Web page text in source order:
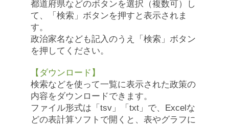
都道府県などのボタンを選択（複数可）し
て、「検索」ボタンを押すと表示されま
す。
政治家名なども記入のうえ「検索」ボタン
を押してください。
【ダウンロード】
検索などを使って一覧に表示された政策の
内容をダウンロードできます。
ファイル形式は「tsv」「txt」で、Excelな
どの表計算ソフトで開くと、表やグラフに